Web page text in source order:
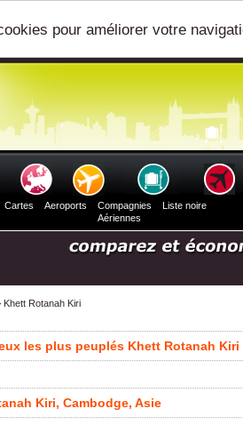
pour améliorer votre
Cartes Aeroports
Compagnies
Aériennes
Liste noire
Khett Rotanah Kiri
les plus peuplés Khett Rotanah Kiri
Kiri, Cambodge, Asie